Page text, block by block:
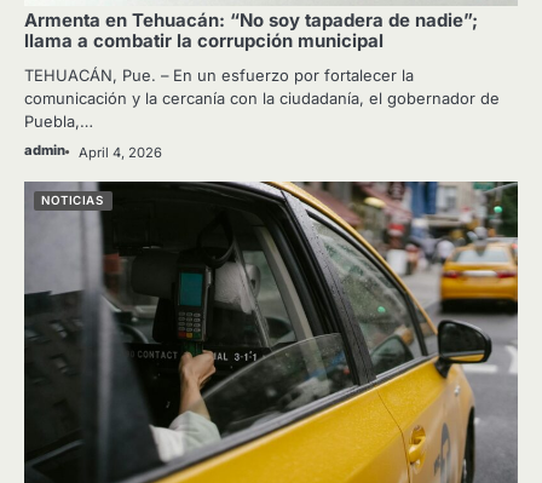
Armenta en Tehuacán: “No soy tapadera de nadie”;
llama a combatir la corrupción municipal
TEHUACÁN, Pue. – En un esfuerzo por fortalecer la
comunicación y la cercanía con la ciudadanía, el gobernador de
Puebla,…
admin April 4, 2026
NOTICIAS